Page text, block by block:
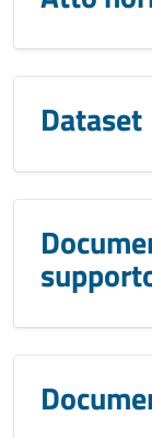
Dataset